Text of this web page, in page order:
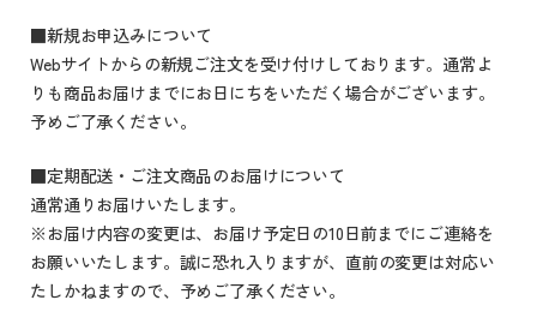
■新規お申込みについて
Webサイトからの新規ご注文を受け付けしております。通常よ
りも商品お届けまでにお日にちをいただく場合がございます。
予めご了承ください。
■定期配送・ご注文商品のお届けについて
通常通りお届けいたします。
※お届け内容の変更は、お届け予定日の10日前までにご連絡を
お願いいたします。誠に恐れ入りますが、直前の変更は対応い
たしかねますので、予めご了承ください。